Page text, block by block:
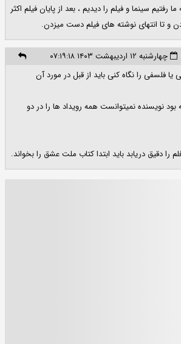
رفتیم سینما و فیلم را دیدیم ، بعد از پایان فیلم اکثر
و تا انتهای نوشته های فیلم دست میزدن.
چهارشنبه ۱۲ اردیبهشت ۱۴۰۳ ۰۷:۱۹:۱۸
فلسفی را نگاه کنی باید از قبل در مورد آن
نویسنده نمیتوانست همه رویداد ها را در دو
را دقیق دریابد باید ابتدا کتاب ملت عشق را بخواند.